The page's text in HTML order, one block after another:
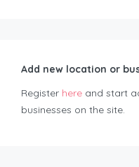
Add new location or
Register here and start
businesses on the site.